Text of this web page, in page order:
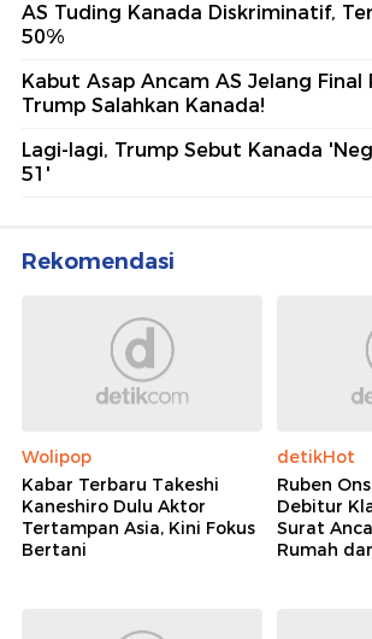
AS Tuding Kanada Diskriminatif,
50%
Kabut Asap Ancam AS Jelang Final
Trump Salahkan Kanada!
Lagi-lagi, Trump Sebut Kanada
51'
Rekomendasi
Wolipop
Kabar Terbaru Takeshi
Kaneshiro Dulu Aktor
Tertampan Asia, Kini Fokus
Bertani
detikHot
Ruben
Debitur
Surat
Rumah